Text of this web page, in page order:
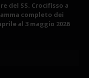
del SS. Crocifisso a
completo dei
al 3 maggio 2026